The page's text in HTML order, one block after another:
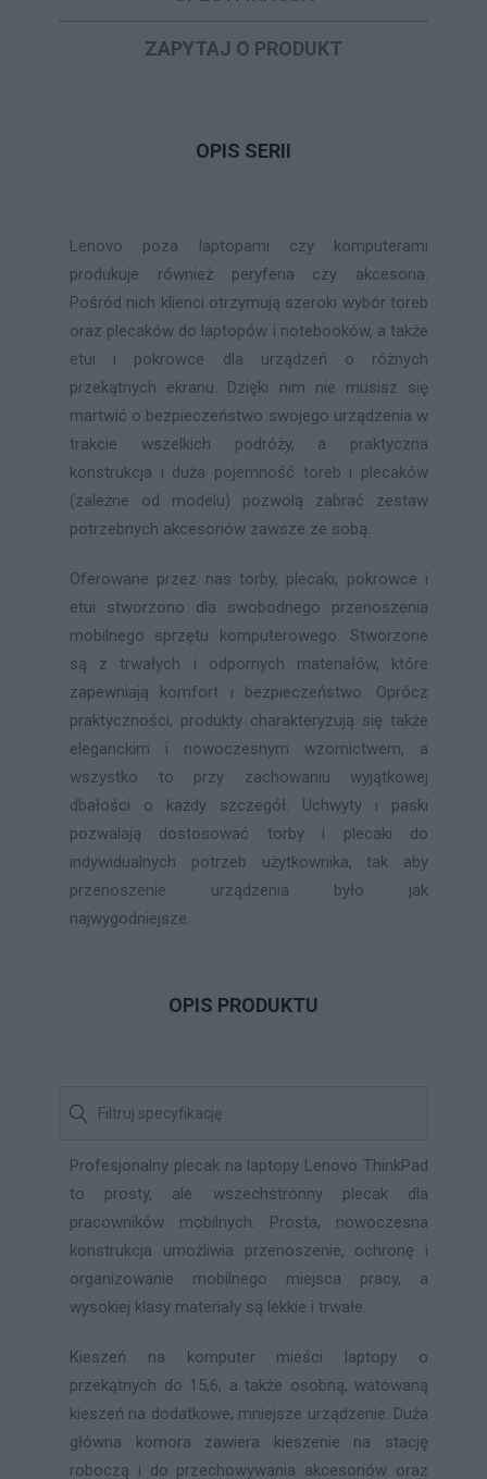
ZAPYTAJ O PRODUKT
OPIS SERII
Lenovo poza laptopami czy komputerami
produkuje również peryferia czy akcesoria.
Pośród nich klienci otrzymują szeroki wybór toreb
oraz plecaków do laptopów i notebooków, a także
etui i pokrowce dla urządzeń o różnych
przekątnych ekranu. Dzięki nim nie musisz się
martwić o bezpieczeństwo swojego urządzenia w
trakcie wszelkich podróży, a praktyczna
konstrukcja i duża pojemność toreb i plecaków
(zależne od modelu) pozwolą zabrać zestaw
potrzebnych akcesoriów zawsze ze sobą.
Oferowane przez nas torby, plecaki, pokrowce i
etui stworzono dla swobodnego przenoszenia
mobilnego sprzętu komputerowego. Stworzone
są z trwałych i odpornych materiałów, które
zapewniają komfort i bezpieczeństwo. Oprócz
praktyczności, produkty charakteryzują się także
eleganckim i nowoczesnym wzornictwem, a
wszystko to przy zachowaniu wyjątkowej
dbałości o każdy szczegół. Uchwyty i paski
pozwalają dostosować torby i plecaki do
indywidualnych potrzeb użytkownika, tak aby
przenoszenie urządzenia było jak
najwygodniejsze.
OPIS PRODUKTU
Profesjonalny plecak na laptopy Lenovo ThinkPad
to prosty, ale wszechstronny plecak dla
pracowników mobilnych. Prosta, nowoczesna
konstrukcja umożliwia przenoszenie, ochronę i
organizowanie mobilnego miejsca pracy, a
wysokiej klasy materiały są lekkie i trwałe.
Kieszeń na komputer mieści laptopy o
przekątnych do 15,6, a także osobną, watowaną
kieszeń na dodatkowe, mniejsze urządzenie. Duża
główna komora zawiera kieszenie na stację
roboczą i do przechowywania akcesoriów oraz